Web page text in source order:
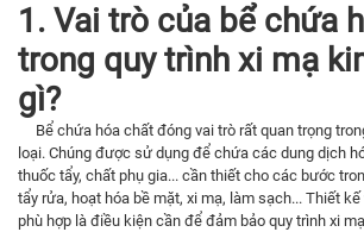
1. Vai trò của bể chứa
trong quy trình xi mạ
gì?
Bể chứa hóa chất đóng vai trò rất quan trọng
loại. Chúng được sử dụng để chứa các dung dịch
thuốc tẩy, chất phụ gia... cần thiết cho các bước
tẩy rửa, hoạt hóa bề mặt, xi mạ, làm sạch... Thiết
phù hợp là điều kiện cần để đảm bảo quy trình xi